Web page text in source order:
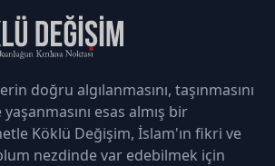
doğru algılanmasını, taşınmasını
esas almış bir
Köklü Değişim, İslam'ın fikri ve
nezdinde var edebilmek için